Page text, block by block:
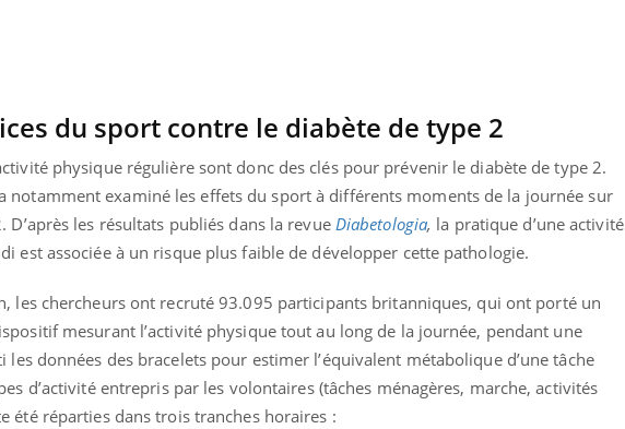
du sport contre le diabète de type 2
physique régulière sont donc des clés pour prévenir le diabète de type 2.
notamment examiné les effets du sport à différents moments de la journée sur
les résultats publiés dans la revue Diabetologia, la pratique d’une activité
est associée à un risque plus faible de développer cette pathologie.
les chercheurs ont recruté 93.095 participants britanniques, qui ont porté un
mesurant l’activité physique tout au long de la journée, pendant une
données des bracelets pour estimer l’équivalent métabolique d’une tâche
d’activité entrepris par les volontaires (tâches ménagères, marche, activités
été réparties dans trois tranches horaires :